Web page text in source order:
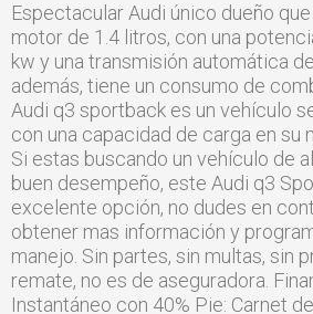
Espectacular Audi único dueño
motor de 1.4 litros, con una
kw y una transmisión automática
además, tiene un consumo de
Audi q3 sportback es un vehículo
con una capacidad de carga en su
Si estas buscando un vehículo de
buen desempeño, este Audi q3
excelente opción, no dudes en
obtener mas información y
manejo. Sin partes, sin multas, sin
remate, no es de aseguradora.
Instantáneo con 40% Pie: Carnet